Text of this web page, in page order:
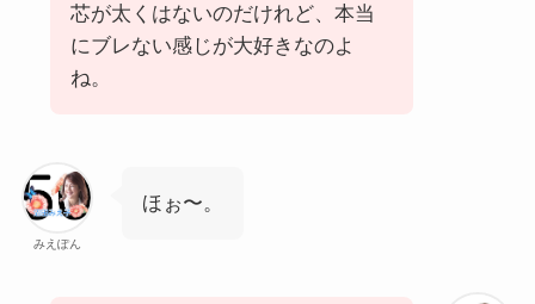
芯が太くはないのだけれど、本当
にブレない感じが大好きなのよ
ね。
みえぽん
ほぉ〜。